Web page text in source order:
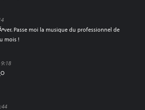
Passe moi la musique du professionnel de
mois !
9:18